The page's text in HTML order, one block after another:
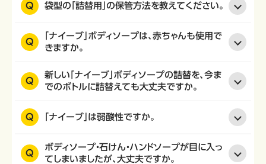
Q 袋型の「詰替用」の保管方法を教えてください。
Q
「ナイーブ」ボディソープは、赤ちゃんも使用で
きますか。
Q
新しい「ナイーブ」ボディソープの詰替を、今ま
でのボトルに詰替えても大丈夫ですか。
Q 「ナイーブ」は弱酸性ですか。
Q
ボディソープ・石けん・ハンドソープが目に入っ
てしまいましたが、大丈夫ですか。